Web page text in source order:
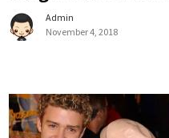
Admin
November 4, 2018